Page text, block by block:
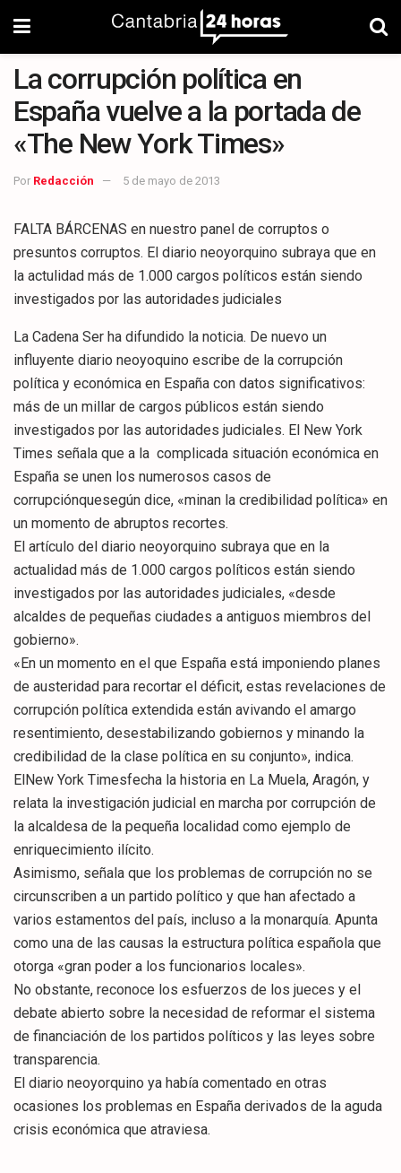
La corrupción política en
España vuelve a la portada de
«The New York Times»
Por Redacción 5 de mayo de 2013
FALTA BÁRCENAS en nuestro panel de corruptos o
presuntos corruptos. El diario neoyorquino subraya que en
la actulidad más de 1.000 cargos políticos están siendo
investigados por las autoridades judiciales
La Cadena Ser ha difundido la noticia. De nuevo un
influyente diario neoyoquino escribe de la corrupción
política y económica en España con datos significativos:
más de un millar de cargos públicos están siendo
investigados por las autoridades judiciales. El New York
Times señala que a la complicada situación económica en
España se unen los numerosos casos de
corrupciónquesegún dice, «minan la credibilidad política» en
un momento de abruptos recortes.
El artículo del diario neoyorquino subraya que en la
actualidad más de 1.000 cargos políticos están siendo
investigados por las autoridades judiciales, «desde
alcaldes de pequeñas ciudades a antiguos miembros del
gobierno».
«En un momento en el que España está imponiendo planes
de austeridad para recortar el déficit, estas revelaciones de
corrupción política extendida están avivando el amargo
resentimiento, desestabilizando gobiernos y minando la
credibilidad de la clase política en su conjunto», indica.
ElNew York Timesfecha la historia en La Muela, Aragón, y
relata la investigación judicial en marcha por corrupción de
la alcaldesa de la pequeña localidad como ejemplo de
enriquecimiento ilícito.
Asimismo, señala que los problemas de corrupción no se
circunscriben a un partido político y que han afectado a
varios estamentos del país, incluso a la monarquía. Apunta
como una de las causas la estructura política española que
otorga «gran poder a los funcionarios locales».
No obstante, reconoce los esfuerzos de los jueces y el
debate abierto sobre la necesidad de reformar el sistema
de financiación de los partidos políticos y las leyes sobre
transparencia.
El diario neoyorquino ya había comentado en otras
ocasiones los problemas en España derivados de la aguda
crisis económica que atraviesa.